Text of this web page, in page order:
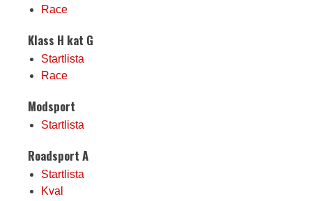
Race
Klass H kat G
Startlista
Race
Modsport
Startlista
Roadsport A
Startlista
Kval